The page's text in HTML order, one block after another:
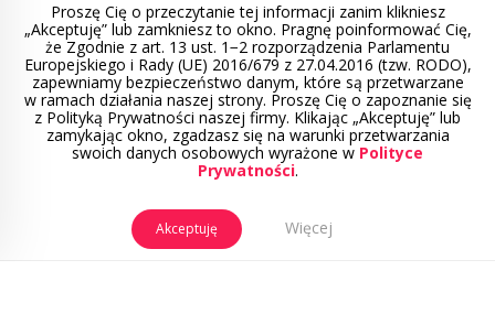
Proszę Cię o przeczytanie tej informacji zanim klikniesz
„Akceptuję” lub zamkniesz to okno. Pragnę poinformować Cię,
że Zgodnie z art. 13 ust. 1−2 rozporządzenia Parlamentu
Europejskiego i Rady (UE) 2016/679 z 27.04.2016 (tzw. RODO),
zapewniamy bezpieczeństwo danym, które są przetwarzane
w ramach działania naszej strony. Proszę Cię o zapoznanie się
z Polityką Prywatności naszej firmy. Klikając „Akceptuję” lub
zamykając okno, zgadzasz się na warunki przetwarzania
swoich danych osobowych wyrażone w Polityce
Prywatności.
Akceptuję Więcej
© 2022 Położna mamą. Projekt i wykonanie:
www.winternecie.pl